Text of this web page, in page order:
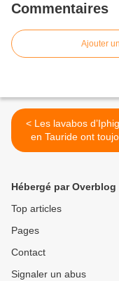
Commentaires
Ajouter
< ​​​​​​​Les lavabos d’Iphigénie
en Tauride ont
grand succès au
Hébergé par Overblog
Top articles
Pages
Contact
Signaler un abus